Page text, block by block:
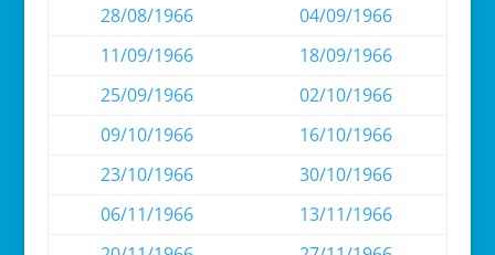
28/08/1966
04/09/1966
11/09/1966
18/09/1966
25/09/1966
02/10/1966
09/10/1966
16/10/1966
23/10/1966
30/10/1966
06/11/1966
13/11/1966